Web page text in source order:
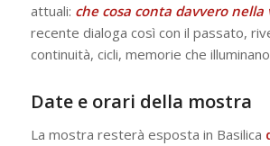
attuali: che cosa conta davvero nella
recente dialoga così con il passato,
continuità, cicli, memorie che
Date e orari della mostra
La mostra resterà esposta in Basilica